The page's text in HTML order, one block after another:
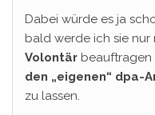
Dabei würde es ja
bald werde ich sie nur
Volontär beauftragen
den „eigenen“ dpa-
zu lassen.